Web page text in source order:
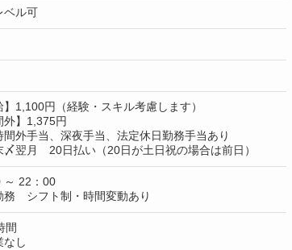
ベル可
】1,100円（経験・スキル考慮します）
外】1,375円
間外手当、深夜手当、法定休日勤務手当あり
〆翌月 20日払い（20日が土日祝の場合は前日）
～ 22：00
務 シフト制・時間変動あり
間
し